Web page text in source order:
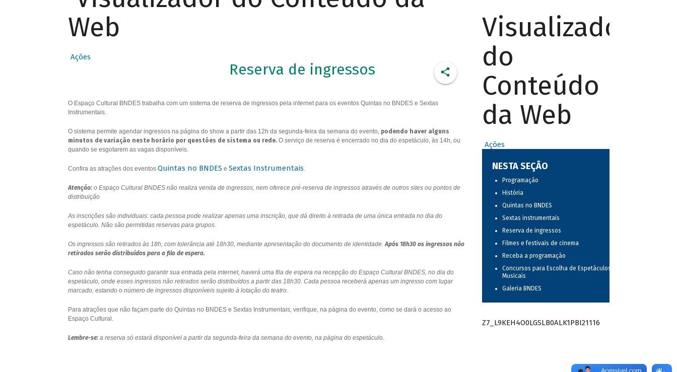
Web
Ações
Reserva de ingressos
O Espaço Cultural BNDES trabalha com um sistema de reserva de ingressos pela internet para os eventos Quintas no BNDES e Sextas
Instrumentais.
O sistema permite agendar ingressos na página do show a partir das 12h da segunda-feira da semana do evento, podendo haver alguns
minutos de variação neste horário por questões de sistema ou rede.O serviço de reserva é encerrado no dia do espetáculo, às 14h, ou
quando se esgotarem as vagas disponíveis.
Confira as atrações dos eventos Quintas no BNDES e Sextas Instrumentais.
Atenção:o Espaço Cultural BNDES não realiza venda de ingressos, nem oferece pré-reserva de ingressos através de outros sites ou pontos de
distribuição
As inscrições são individuais: cada pessoa pode realizar apenas uma inscrição, que dá direito à retirada de uma única entrada no dia do
espetáculo. Não são permitidas reservas para grupos.
Os ingressos são retirados às 18h, com tolerância até 18h30, mediante apresentação do documento de identidade.Após 18h30 os ingressos não
retirados serão distribuídos para a fila de espera.
Caso não tenha conseguido garantir sua entrada pela internet, haverá uma fila de espera na recepção do Espaço Cultural BNDES, no dia do
espetáculo, onde esses ingressos não retirados serão distribuídos a partir das 18h30. Cada pessoa receberá apenas um ingresso com lugar
marcado, estando o número de ingressos disponíveis sujeito à lotação do teatro.
Para atrações que não façam parte do Quintas no BNDES e Sextas Instrumentais, verifique, na página do evento, como se dará o acesso ao
Espaço Cultural.
Lembre-se:a reserva só estará disponível a partir da segunda-feira da semana do evento, na página do espetáculo.
Visualizador
do
Conteúdo
da Web
Ações
NESTA SEÇÃO
Programação
História
Quintas no BNDES
Sextas instrumentais
Reserva de ingressos
Filmes e festivais de cinema
Receba a programação
Concursos para Escolha de Espetáculos
Musicais
Galeria BNDES
Z7_L9KEH4O0LGSLB0ALK1PBI21116